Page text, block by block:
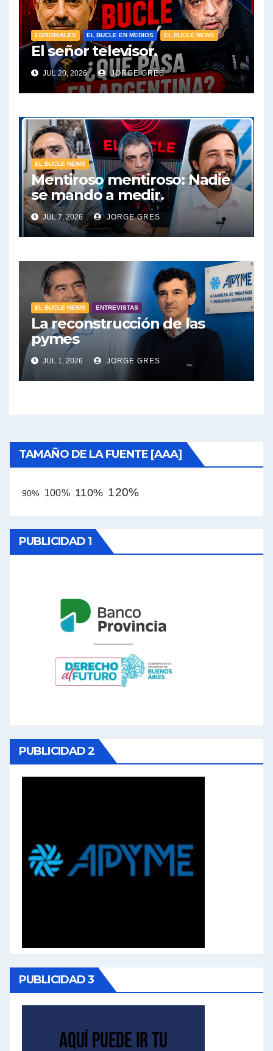
EDITORIALES EL BUCLE EN MEDIOS EL BUCLE NEWS
El señor televisor.
JUL 20, 2026 JORGE GRES
EL BUCLE NEWS
Mentiroso mentiroso: Nadie
se mando a medir.
JUL 7, 2026 JORGE GRES
EL BUCLE NEWS ENTREVISTAS
La reconstrucción de las
pymes
JUL 1, 2026 JORGE GRES
TAMAÑO DE LA FUENTE [AAA]
90% 100% 110% 120%
PUBLICIDAD 1
PUBLICIDAD 2
PUBLICIDAD 3